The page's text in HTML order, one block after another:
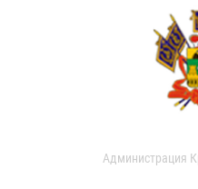
Администрация